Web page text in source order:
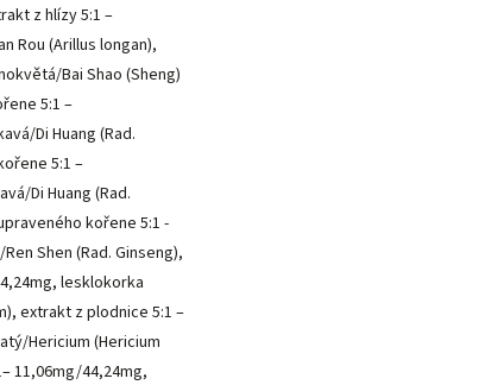
z hlízy 5:1 –
Rou (Arillus longan),
Bai Shao (Sheng)
5:1 –
Di Huang (Rad.
5:1 –
Di Huang (Rad.
kořene 5:1 -
Shen (Rad. Ginseng),
lesklokorka
extrakt z plodnice 5:1 –
Hericium (Hericium
11,06mg/44,24mg,